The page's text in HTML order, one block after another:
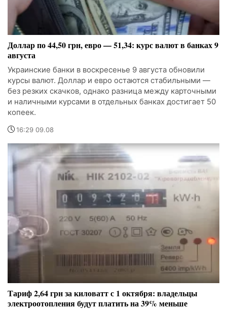
Доллар по 44,50 грн, евро — 51,34: курс валют в банках 9
августа
Украинские банки в воскресенье 9 августа обновили
курсы валют. Доллар и евро остаются стабильными —
без резких скачков, однако разница между карточными
и наличными курсами в отдельных банках достигает 50
копеек.
16:29 09.08
Тариф 2,64 грн за киловатт с 1 октября: владельцы
электроотопления будут платить на 39% меньше